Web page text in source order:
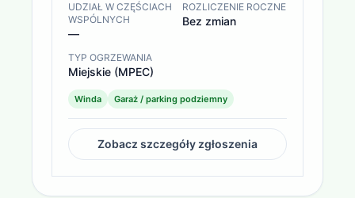
UDZIAŁ W CZĘŚCIACH
WSPÓLNYCH
—
ROZLICZENIE ROCZNE
Bez zmian
TYP OGRZEWANIA
Miejskie (MPEC)
Winda Garaż / parking podziemny
Zobacz szczegóły zgłoszenia